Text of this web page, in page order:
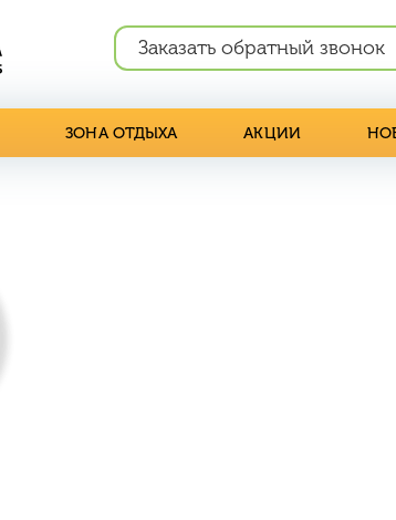
Заказать обратный звонок
ЗОНА ОТДЫХА АКЦИИ